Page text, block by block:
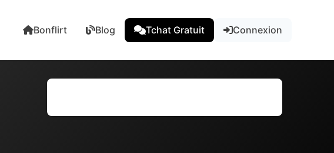
Bonflirt Blog Tchat Gratuit Connexion